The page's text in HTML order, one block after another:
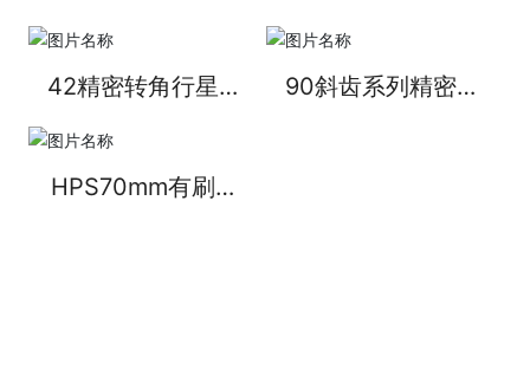
42精密转角行星减
90斜齿系列精密行
HPS70mm有刷行